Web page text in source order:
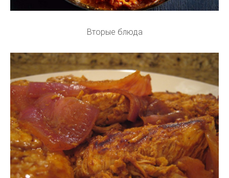
Вторые блюда